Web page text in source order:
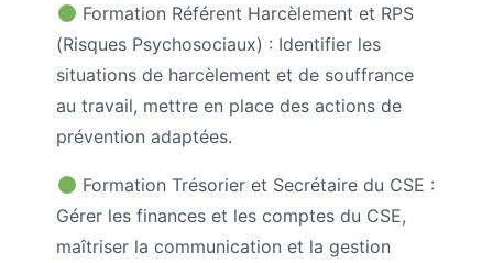
Formation Référent Harcèlement et RPS
(Risques Psychosociaux) : Identifier les
situations de harcèlement et de souffrance
au travail, mettre en place des actions de
prévention adaptées.
Formation Trésorier et Secrétaire du CSE :
Gérer les finances et les comptes du CSE,
maîtriser la communication et la gestion